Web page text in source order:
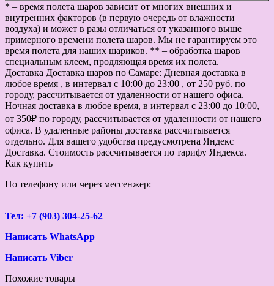
* – время полета шаров зависит от многих внешних и
внутренних факторов (в первую очередь от влажности
воздуха) и может в разы отличаться от указанного выше
примерного времени полета шаров. Мы не гарантируем это
время полета для наших шариков. ** – обработка шаров
специальным клеем, продляющая время их полета.
Доставка Доставка шаров по Самаре: Дневная доставка в
любое время , в интервал с 10:00 до 23:00 , от 250 руб. по
городу, рассчитывается от удаленности от нашего офиса.
Ночная доставка в любое время, в интервал с 23:00 до 10:00,
от 350₽ по городу, рассчитывается от удаленности от нашего
офиса. В удаленные районы доставка рассчитывается
отдельно. Для вашего удобства предусмотрена Яндекс
Доставка. Стоимость рассчитывается по тарифу Яндекса.
Как купить
По телефону или через мессенжер:
Тел: +7 (903) 304-25-62
Написать WhatsApp
Написать Viber
Похожие товары